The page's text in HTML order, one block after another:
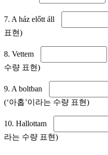
7. A ház előtt áll
표현)
8. Vettem
수량 표현)
9. A boltban
(‘아홉’이라는 수량 표현)
10. Hallottam
라는 수량 표현)